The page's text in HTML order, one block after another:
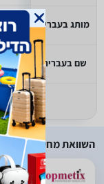
מותג בעברית
שם בעברית
השוואת מחירים